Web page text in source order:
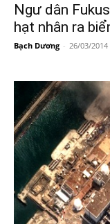
Ngư dân
hạt nhân ra
Bạch Dương - 26/03/2014